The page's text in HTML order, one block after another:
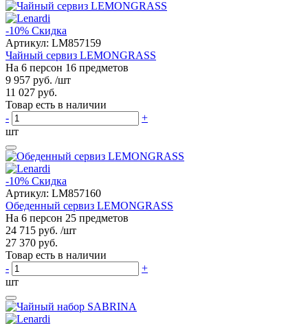
-10% Скидка
Артикул: LM857159
Чайный сервиз LEMONGRASS
На 6 персон 16 предметов
9 957 руб. /шт
11 027 руб.
Товар есть в наличии
-
+
шт
-10% Скидка
Артикул: LM857160
Обеденный сервиз LEMONGRASS
На 6 персон 25 предметов
24 715 руб. /шт
27 370 руб.
Товар есть в наличии
-
+
шт